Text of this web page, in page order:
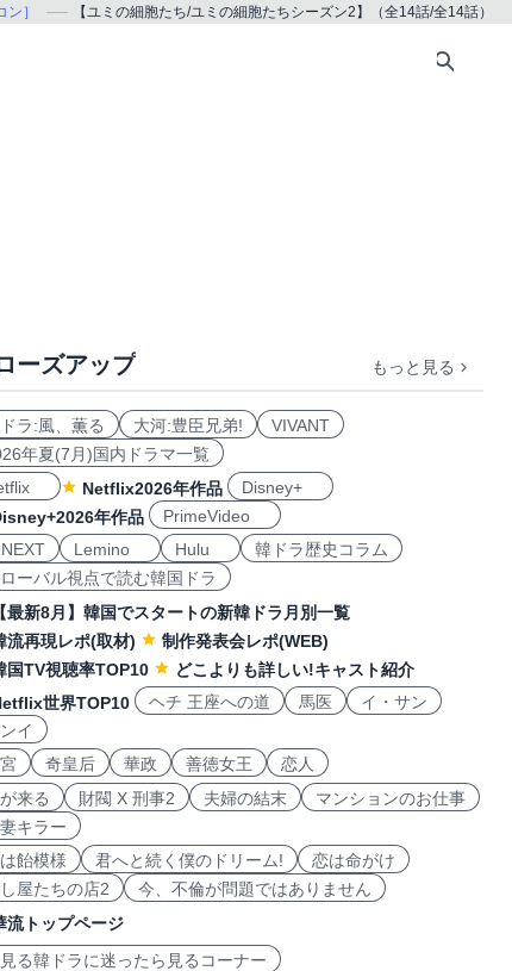
］ 【ユミの細胞たち/ユミの細胞たちシーズン2】（全14話/全14話）
ーズアップ もっと見る
ラ:風、薫る 大河:豊臣兄弟!
VIVANT
年夏(7月)国内ドラマ一覧
Netflix2026年作品
Disney+
年作品
PrimeVideo
Lemino Hulu
韓ドラ歴史コラム
ーバル視点で読む韓国ドラ
【最新8月】韓国でスタートの新韓ドラ月別一覧
流再現レポ(取材)
制作発表会レポ(WEB)
国TV視聴率TOP10
どこよりも詳しい!キャスト紹介
世界TOP10
ヘチ 王座への道 馬医
イ・サン
ンイ
奇皇后 華政 善徳女王
恋人
来る
財閥 X 刑事2 夫婦の結末
マンションのお仕事
キラー
飴模様
君へと続く僕のドリーム!
恋は命がけ
屋たちの店2
今、不倫が問題ではありません
流トップページ
る韓ドラに迷ったら見るコーナー